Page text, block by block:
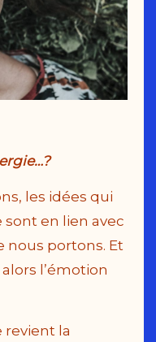
les idées qui
en lien avec
nous portons. Et
l’émotion
revient la